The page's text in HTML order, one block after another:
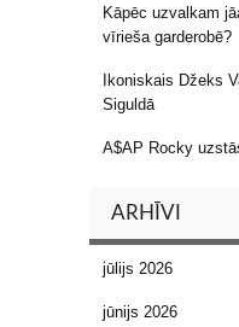
Kāpēc uzvalkam
vīrieša garderobē?
Ikoniskais Džeks
Siguldā
A$AP Rocky
ARHĪVI
jūlijs 2026
jūnijs 2026